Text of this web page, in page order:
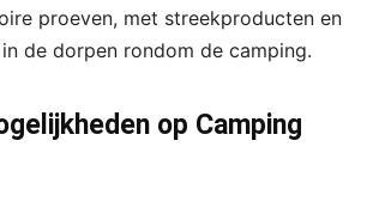
proeven, met streekproducten en
de dorpen rondom de camping.
op Camping